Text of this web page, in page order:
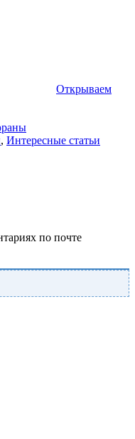
Открываем
, Интересные статьи
по почте